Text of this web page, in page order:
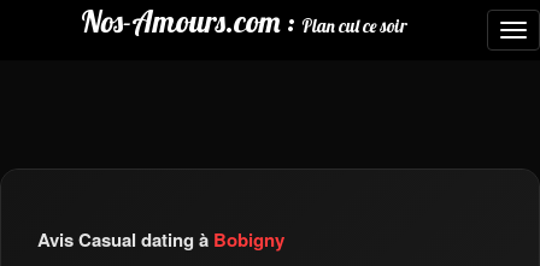
Nos-Amours.com : Plan cul ce soir
Avis Casual dating à Bobigny